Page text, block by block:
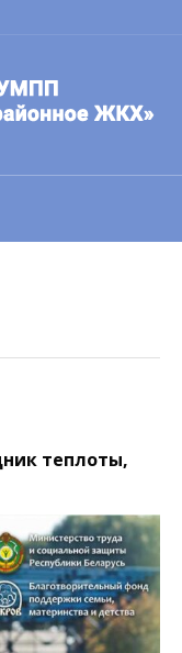
теплоты,